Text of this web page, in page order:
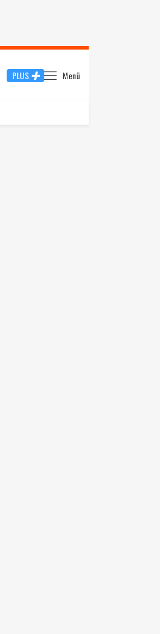
PLUS Menü